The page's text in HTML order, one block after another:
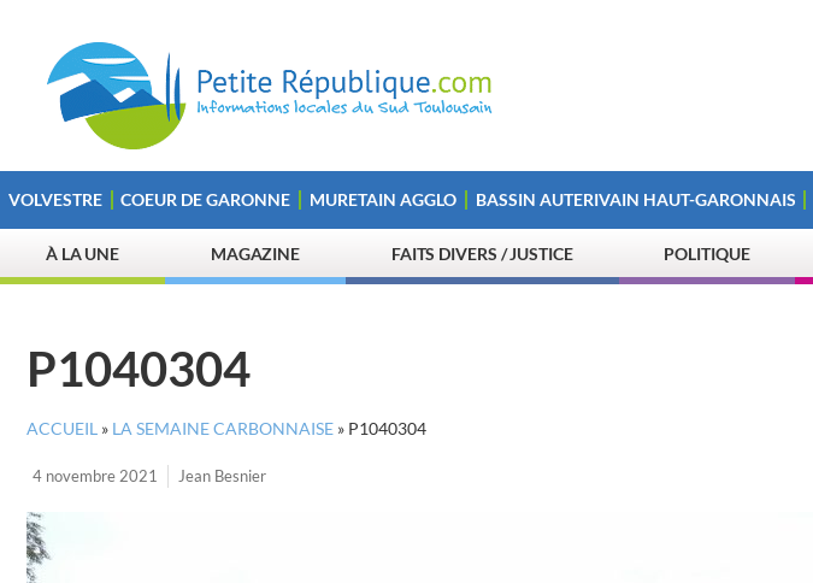
VOLVESTRE COEUR DE GARONNE MURETAIN AGGLO BASSIN AUTERIVAIN HAUT-GARONNAIS
À LA UNE MAGAZINE FAITS DIVERS / JUSTICE POLITIQUE
P1040304
ACCUEIL » LA SEMAINE CARBONNAISE » P1040304
4 novembre 2021 Jean Besnier